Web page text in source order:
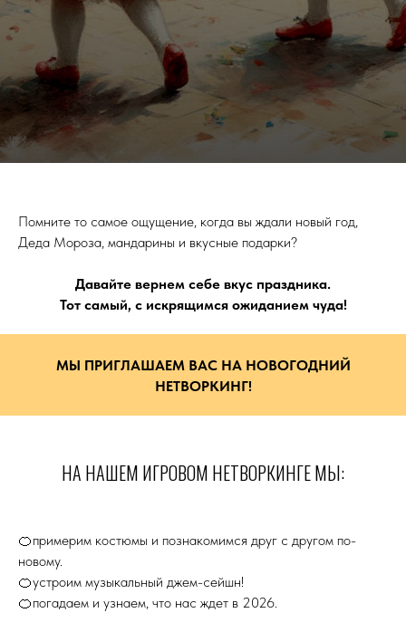
Помните то самое ощущение, когда вы ждали новый год,
Деда Мороза, мандарины и вкусные подарки?
Давайте вернем себе вкус праздника.
Тот самый, с искрящимся ожиданием чуда!
МЫ ПРИГЛАШАЕМ ВАС НА НОВОГОДНИЙ
НЕТВОРКИНГ!
НА НАШЕМ ИГРОВОМ НЕТВОРКИНГЕ МЫ:
🍊примерим костюмы и познакомимся друг с другом по-
новому.
🍊устроим музыкальный джем-сейшн!
🍊погадаем и узнаем, что нас ждет в 2026.